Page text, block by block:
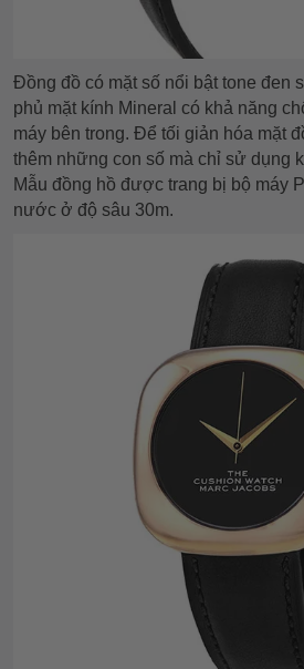
Đồng đồ có mặt số nổi bật tone đen
phủ mặt kính Mineral có khả năng
máy bên trong. Để tối giản hóa mặt
thêm những con số mà chỉ sử dụng
Mẫu đồng hồ được trang bị bộ máy
nước ở độ sâu 30m.